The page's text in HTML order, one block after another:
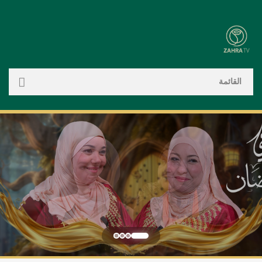
القائمة
الرئيسية
أسماك أطباق تقلي… أطباق عالم… أطباق عربي…
أطباق عصري… اللحم المعاجن المعسلات
المقليات بريوش بسكويت بوراك
بيتزا تارت تارت وكيك … تحليات